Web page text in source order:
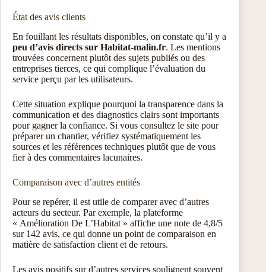
État des avis clients
En fouillant les résultats disponibles, on constate qu’il y a
peu d’avis directs sur Habitat-malin.fr. Les mentions
trouvées concernent plutôt des sujets publiés ou des
entreprises tierces, ce qui complique l’évaluation du
service perçu par les utilisateurs.
Cette situation explique pourquoi la transparence dans la
communication et des diagnostics clairs sont importants
pour gagner la confiance. Si vous consultez le site pour
préparer un chantier, vérifiez systématiquement les
sources et les références techniques plutôt que de vous
fier à des commentaires lacunaires.
Comparaison avec d’autres entités
Pour se repérer, il est utile de comparer avec d’autres
acteurs du secteur. Par exemple, la plateforme
« Amélioration De L’Habitat » affiche une note de 4,8/5
sur 142 avis, ce qui donne un point de comparaison en
matière de satisfaction client et de retours.
Les avis positifs sur d’autres services soulignent souvent